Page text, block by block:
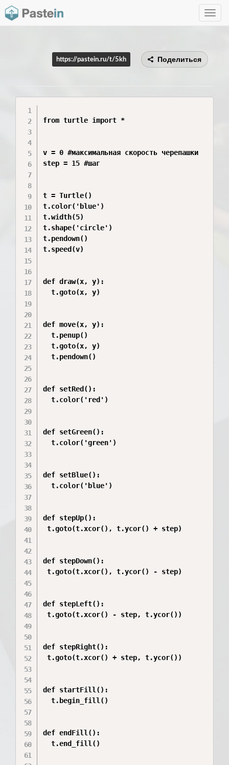
Toggle
https://pastein.ru/t/5kh Поделиться
from turtle import *
v = 0 #максимальная скорость черепашки
step = 15 #шаг
t = Turtle()
t.color('blue')
t.width(5)
t.shape('circle')
t.pendown()
t.speed(v)
def draw(x, y):
  t.goto(x, y)
def move(x, y):
  t.penup()
  t.goto(x, y)
  t.pendown()
def setRed():
  t.color('red')
def setGreen():
  t.color('green')
def setBlue():
  t.color('blue')
def stepUp():
t.goto(t.xcor(), t.ycor() + step)
def stepDown():
t.goto(t.xcor(), t.ycor() - step)
def stepLeft():
t.goto(t.xcor() - step, t.ycor())
def stepRight():
t.goto(t.xcor() + step, t.ycor())
def startFill():
  t.begin_fill()
def endFill():
  t.end_fill()